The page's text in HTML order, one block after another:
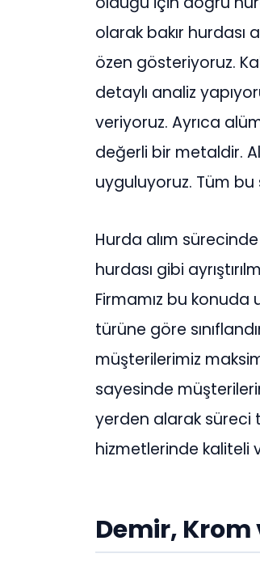
olarak bakır
özen gösteriyoruz.
detaylı analiz
veriyoruz. Ayrıca
değerli bir metaldir.
uyguluyoruz. Tüm bu
Hurda alım
hurdası gibi
Firmamız bu konuda
türüne göre
müşterilerimiz
sayesinde
yerden alarak süreci
hizmetlerinde kaliteli
Demir, Krom